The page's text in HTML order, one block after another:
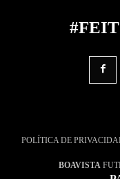
POLÍTICA DE
BOAVISTA